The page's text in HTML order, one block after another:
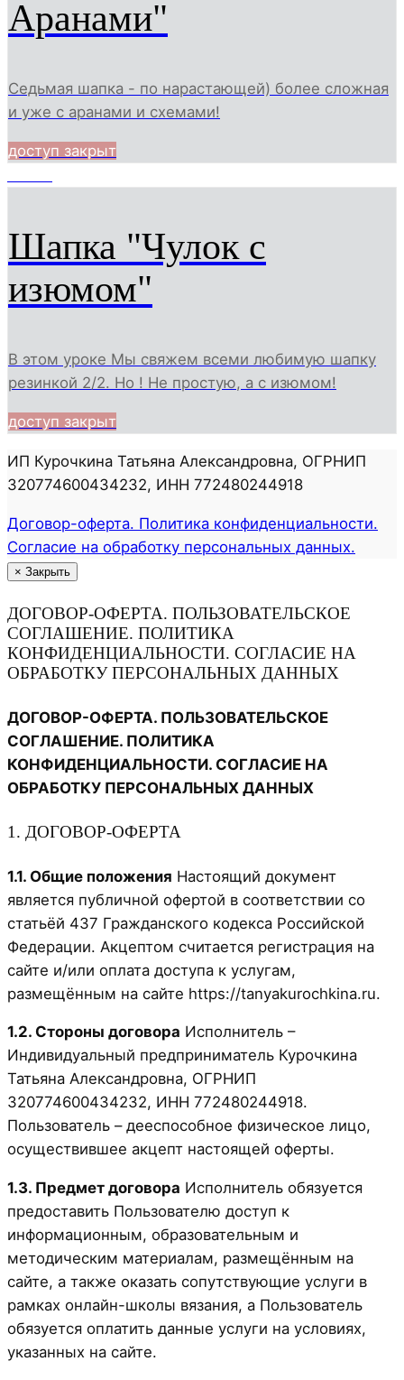
Аранами"
Седьмая шапка - по нарастающей) более сложная
и уже с аранами и схемами!
доступ закрыт
Шапка "Чулок с
изюмом"
В этом уроке Мы свяжем всеми любимую шапку
резинкой 2/2. Но ! Не простую, а с изюмом!
доступ закрыт
ИП Курочкина Татьяна Александровна, ОГРНИП
320774600434232, ИНН 772480244918
Договор-оферта. Политика конфиденциальности.
Согласие на обработку персональных данных.
× Закрыть
ДОГОВОР-ОФЕРТА. ПОЛЬЗОВАТЕЛЬСКОЕ
СОГЛАШЕНИЕ. ПОЛИТИКА
КОНФИДЕНЦИАЛЬНОСТИ. СОГЛАСИЕ НА
ОБРАБОТКУ ПЕРСОНАЛЬНЫХ ДАННЫХ
ДОГОВОР-ОФЕРТА. ПОЛЬЗОВАТЕЛЬСКОЕ
СОГЛАШЕНИЕ. ПОЛИТИКА
КОНФИДЕНЦИАЛЬНОСТИ. СОГЛАСИЕ НА
ОБРАБОТКУ ПЕРСОНАЛЬНЫХ ДАННЫХ
1. ДОГОВОР-ОФЕРТА
1.1. Общие положения Настоящий документ
является публичной офертой в соответствии со
статьёй 437 Гражданского кодекса Российской
Федерации. Акцептом считается регистрация на
сайте и/или оплата доступа к услугам,
размещённым на сайте https://tanyakurochkina.ru.
1.2. Стороны договора Исполнитель –
Индивидуальный предприниматель Курочкина
Татьяна Александровна, ОГРНИП
320774600434232, ИНН 772480244918.
Пользователь – дееспособное физическое лицо,
осуществившее акцепт настоящей оферты.
1.3. Предмет договора Исполнитель обязуется
предоставить Пользователю доступ к
информационным, образовательным и
методическим материалам, размещённым на
сайте, а также оказать сопутствующие услуги в
рамках онлайн-школы вязания, а Пользователь
обязуется оплатить данные услуги на условиях,
указанных на сайте.